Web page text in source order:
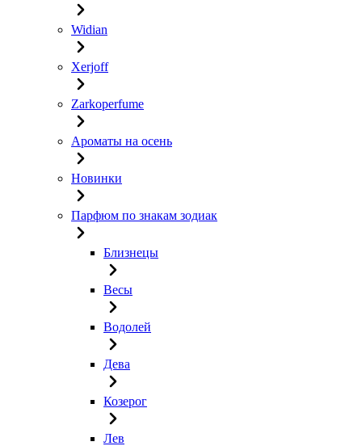
Widian
Xerjoff
Zarkoperfume
Ароматы на осень
Новинки
Парфюм по знакам зодиак
Близнецы
Весы
Водолей
Дева
Козерог
Лев